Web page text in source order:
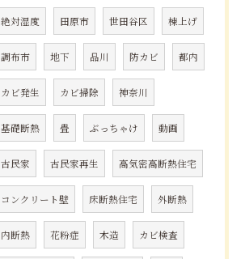
絶対湿度 田原市 世田谷区 棟上げ
調布市 地下 品川 防カビ 都内
カビ発生 カビ掃除 神奈川
基礎断熱 畳 ぶっちゃけ 動画
古民家 古民家再生 高気密高断熱住宅
コンクリート壁 床断熱住宅 外断熱
内断熱 花粉症 木造 カビ検査